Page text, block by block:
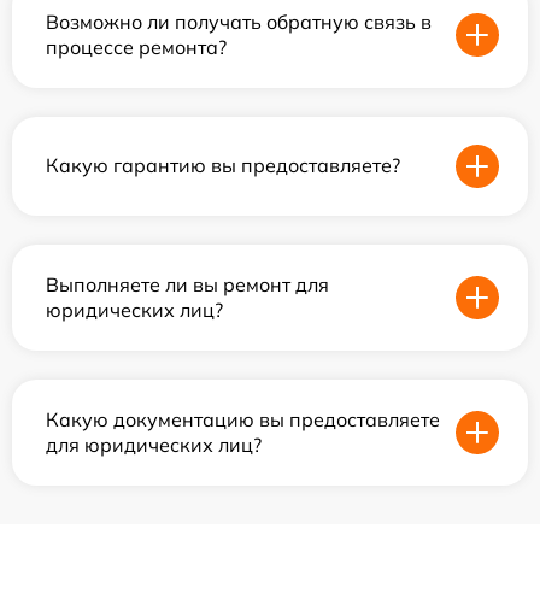
Возможно ли получать обратную связь в
процессе ремонта?
Какую гарантию вы предоставляете?
Выполняете ли вы ремонт для
юридических лиц?
Какую документацию вы предоставляете
для юридических лиц?